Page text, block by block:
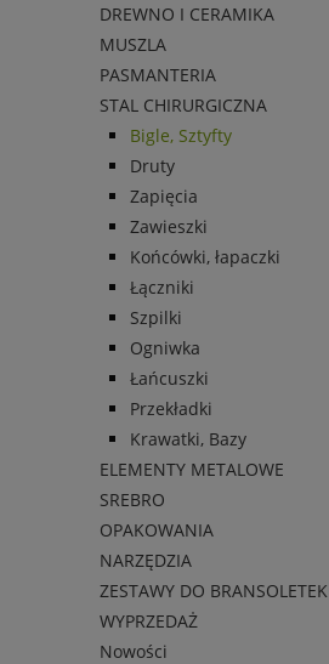
DREWNO I CERAMIKA
MUSZLA
PASMANTERIA
STAL CHIRURGICZNA
Bigle, Sztyfty
Druty
Zapięcia
Zawieszki
Końcówki, łapaczki
Łączniki
Szpilki
Ogniwka
Łańcuszki
Przekładki
Krawatki, Bazy
ELEMENTY METALOWE
SREBRO
OPAKOWANIA
NARZĘDZIA
ZESTAWY DO BRANSOLETEK
WYPRZEDAŻ
Nowości